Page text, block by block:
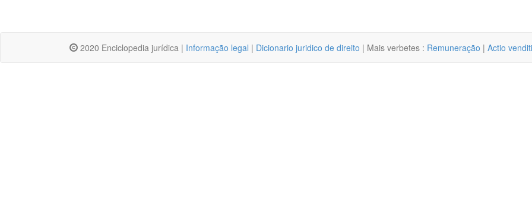
2020 Enciclopedia jurídica | Informação legal | Dicionario juridico de direito | Mais verbetes : Remuneração | Actio